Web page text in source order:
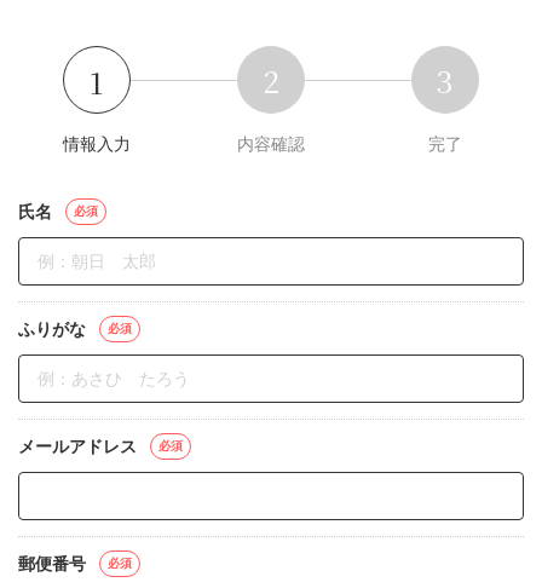
1
情報入力
2
内容確認
3
完了
氏名 必須
ふりがな 必須
メールアドレス 必須
郵便番号 必須